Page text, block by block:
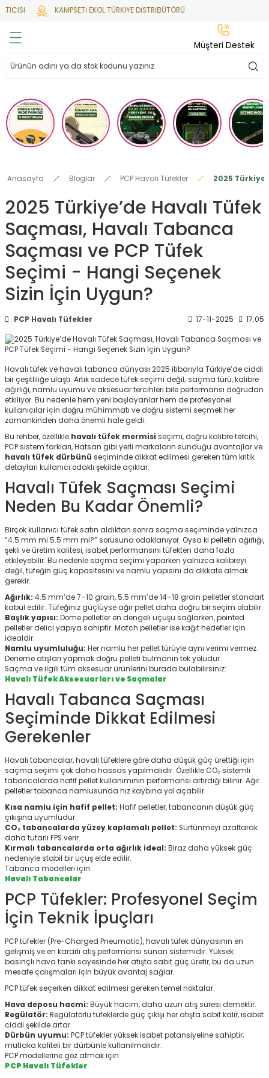
KAMPSETİ EKOL TÜRKİYE DİSTRİBÜTÖRÜ
Geri Dön
Geri Dön
Geri Dön
Geri Dön
Tabure
Geri Dön
Anasayfa Bloglar PCP Havalı Tüfekler 2025
2025 Türkiye’de Havalı Tüfek
Saçması, Havalı Tabanca
Saçması ve PCP Tüfek
Seçimi - Hangi Seçenek
Sizin İçin Uygun?
PCP Havalı Tüfekler 17-11-2025 17:05
Havalı tüfek ve havalı tabanca dünyası 2025 itibarıyla Türkiye’de ciddi
bir çeşitliliğe ulaştı. Artık sadece tüfek seçimi değil; saçma türü, kalibre
ağırlığı, namlu uyumu ve aksesuar tercihleri bile performansı doğrudan
etkiliyor. Bu nedenle hem yeni başlayanlar hem de profesyonel
kullanıcılar için doğru mühimmatı ve doğru sistemi seçmek her
zamankinden daha önemli hale geldi.
Bu rehber, özellikle havalı tüfek mermisi seçimi, doğru kalibre tercihi,
PCP sistem farkları, Hatsan gibi yerli markaların sunduğu avantajlar ve
havalı tüfek dürbünü seçiminde dikkat edilmesi gereken tüm kritik
detayları kullanıcı odaklı şekilde açıklar.
Havalı Tüfek Saçması Seçimi
Neden Bu Kadar Önemli?
Birçok kullanıcı tüfek satın aldıktan sonra saçma seçiminde yalnızca
“4.5 mm mi 5.5 mm mi?” sorusuna odaklanıyor. Oysa ki pelletin ağırlığı,
şekli ve üretim kalitesi, isabet performansını tüfekten daha fazla
etkileyebilir. Bu nedenle saçma seçimi yaparken yalnızca kalibreyi
değil, tüfeğin güç kapasitesini ve namlu yapısını da dikkate almak
gerekir.
Ağırlık: 4.5 mm’de 7–10 grain, 5.5 mm’de 14–18 grain pelletler standart
kabul edilir. Tüfeğiniz güçlüyse ağır pellet daha doğru bir seçim olabilir.
Başlık yapısı: Dome pelletler en dengeli uçuşu sağlarken, pointed
pelletler delici yapıya sahiptir. Match pelletler ise kağıt hedefler için
idealdir.
Namlu uyumluluğu: Her namlu her pellet türüyle aynı verimi vermez.
Deneme atışları yapmak doğru pelleti bulmanın tek yoludur.
Saçma ve ilgili tüm aksesuar ürünlerini burada bulabilirsiniz:
Havalı Tüfek Aksesuarları ve Saçmalar
Havalı Tabanca Saçması
Seçiminde Dikkat Edilmesi
Gerekenler
Havalı tabancalar, havalı tüfeklere göre daha düşük güç ürettiği için
saçma seçimi çok daha hassas yapılmalıdır. Özellikle CO₂ sistemli
tabancalarda hafif pellet kullanımının performansı artırdığı bilinir. Ağır
pelletler tabanca namlusunda hız kaybına yol açabilir.
Kısa namlu için hafif pellet: Hafif pelletler, tabancanın düşük güç
çıkışına uyumludur.
CO₂ tabancalarda yüzey kaplamalı pellet: Sürtünmeyi azaltarak
daha tutarlı FPS verir.
Kırmalı tabancalarda orta ağırlık ideal: Biraz daha yüksek güç
nedeniyle stabil bir uçuş elde edilir.
Tabanca modelleri için:
Havalı Tabancalar
PCP Tüfekler: Profesyonel Seçim
İçin Teknik İpuçları
PCP tüfekler (Pre-Charged Pneumatic), havalı tüfek dünyasının en
gelişmiş ve en kararlı atış performansı sunan sistemidir. Yüksek
basınçlı hava tankı sayesinde her atışta sabit güç üretir, bu da uzun
mesafe çalışmaları için büyük avantaj sağlar.
PCP tüfek seçerken dikkat edilmesi gereken temel noktalar:
Hava deposu hacmi: Büyük hacim, daha uzun atış süresi demektir.
Regülatör: Regülatörlü tüfeklerde güç çıkışı her atışta sabit kalır, isabet
ciddi şekilde artar.
Dürbün uyumu: PCP tüfekler yüksek isabet potansiyeline sahiptir;
mutlaka kaliteli bir dürbünle kullanılmalıdır.
PCP modellerine göz atmak için:
PCP Havalı Tüfekler